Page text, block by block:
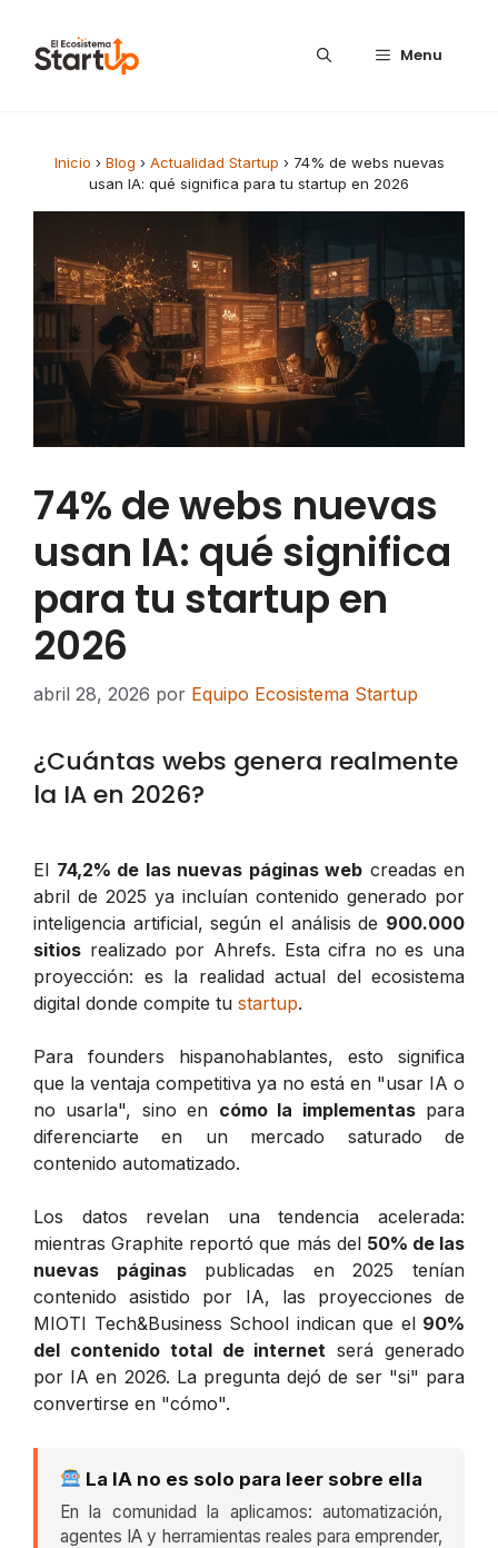
Menu
Inicio › Blog › Actualidad Startup › 74% de webs nuevas
usan IA: qué significa para tu startup en 2026
74% de webs nuevas
usan IA: qué significa
para tu startup en
2026
abril 28, 2026 por Equipo Ecosistema Startup
¿Cuántas webs genera realmente
la IA en 2026?
El 74,2% de las nuevas páginas web creadas en
abril de 2025 ya incluían contenido generado por
inteligencia artificial, según el análisis de 900.000
sitios realizado por Ahrefs. Esta cifra no es una
proyección: es la realidad actual del ecosistema
digital donde compite tu startup.
Para founders hispanohablantes, esto significa
que la ventaja competitiva ya no está en "usar IA o
no usarla", sino en cómo la implementaspara
diferenciarte en un mercado saturado de
contenido automatizado.
Los datos revelan una tendencia acelerada:
mientras Graphite reportó que más del 50% de las
nuevas páginaspublicadas en 2025 tenían
contenido asistido por IA, las proyecciones de
MIOTI Tech&Business School indican que el 90%
del contenido total de internet será generado
por IA en 2026. La pregunta dejó de ser "si" para
convertirse en "cómo".
La IA no es solo para leer sobre ella
En la comunidad la aplicamos: automatización,
agentes IA y herramientas reales para emprender,